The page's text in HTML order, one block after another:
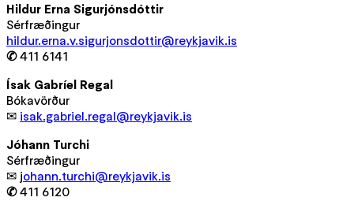
Hildur Erna Sigurjónsdóttir
Sérfræðingur
hildur.erna.v.sigurjonsdottir@reykjavik.is
✆411 6141
Ísak Gabríel Regal
Bókavörður
✉ isak.gabriel.regal@reykjavik.is
Jóhann Turchi
Sérfræðingur
✉ johann.turchi@reykjavik.is
✆411 6120